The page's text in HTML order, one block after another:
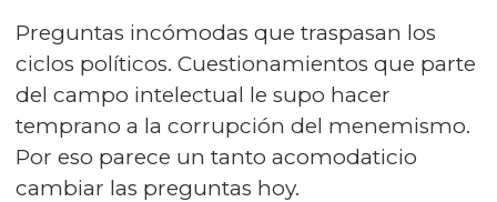
Preguntas incómodas que traspasan los
ciclos políticos. Cuestionamientos que parte
del campo intelectual le supo hacer
temprano a la corrupción del menemismo.
Por eso parece un tanto acomodaticio
cambiar las preguntas hoy.